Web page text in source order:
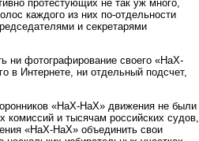
протестующих не так уж много,
каждого из них по-отдельности
и секретарями
ни фотографирование своего «НаХ-
в Интернете, ни отдельный подсчет,
«НаХ-НаХ» движения не были
комиссий и тысячам российских судов,
«НаХ-НаХ» объединить свои